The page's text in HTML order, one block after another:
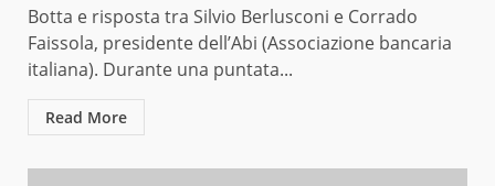
Botta e risposta tra Silvio Berlusconi e Corrado
Faissola, presidente dell’Abi (Associazione bancaria
italiana). Durante una puntata...
Read More